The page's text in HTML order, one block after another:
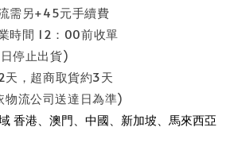
需另+45元手續費
時間 12：00前收單
出貨)
，超商取貨約3天
司送達日為準)
香港、澳門、中國、新加坡、馬來西亞